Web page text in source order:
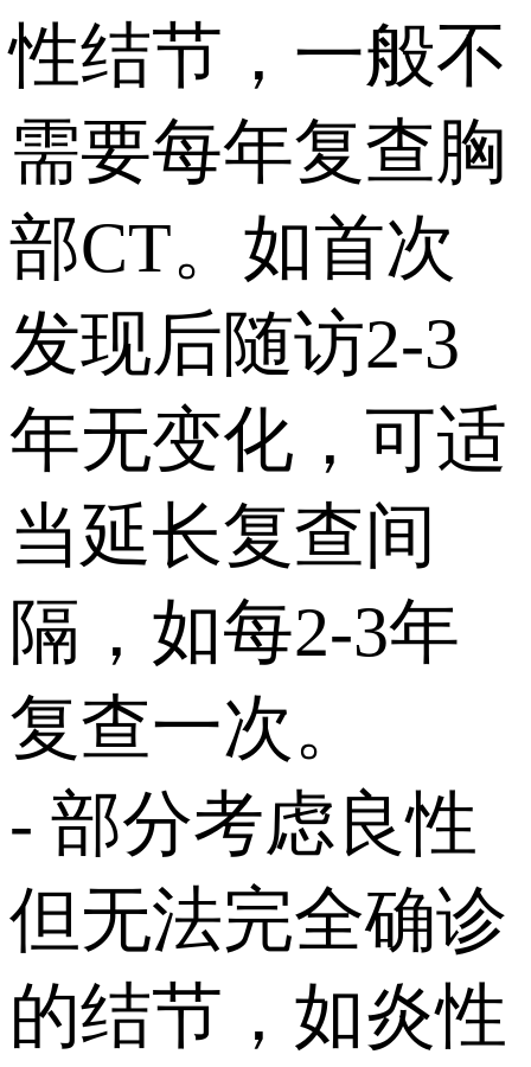
性结节，一般不
需要每年复查胸
部CT。如首次
发现后随访2-3
年无变化，可适
当延长复查间
隔，如每2-3年
复查一次。
- 部分考虑良性
但无法完全确诊
的结节，如炎性